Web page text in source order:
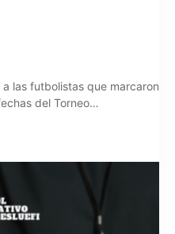
las futbolistas que marcaron
del Torneo…